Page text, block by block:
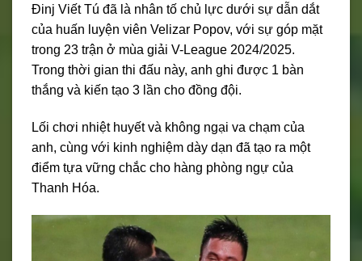
Đinj Viết Tú đã là nhân tố chủ lực dưới sự dẫn dắt
của huấn luyện viên Velizar Popov, với sự góp mặt
trong 23 trận ở mùa giải V-League 2024/2025.
Trong thời gian thi đấu này, anh ghi được 1 bàn
thắng và kiến tạo 3 lần cho đồng đội.
Lối chơi nhiệt huyết và không ngại va chạm của
anh, cùng với kinh nghiệm dày dạn đã tạo ra một
điểm tựa vững chắc cho hàng phòng ngự của
Thanh Hóa.